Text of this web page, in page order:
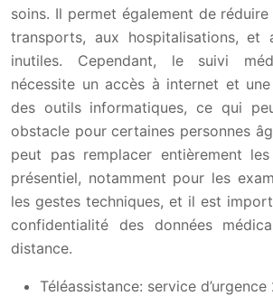
soins. Il permet également de
transports, aux hospitalisations, et
inutiles. Cependant, le suivi
nécessite un accès à internet et
des outils informatiques, ce qui
obstacle pour certaines personnes
peut pas remplacer entièrement
présentiel, notamment pour les
les gestes techniques, et il est
confidentialité des données
distance.
Téléassistance: service